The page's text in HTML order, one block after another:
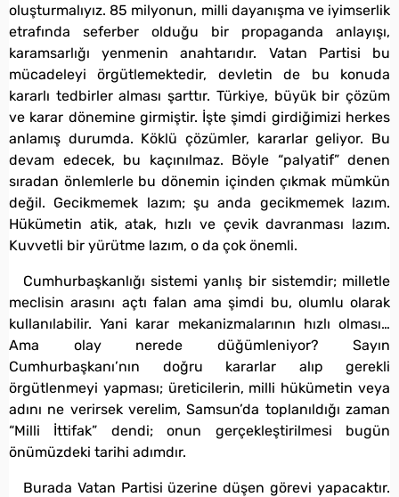
oluşturmalıyız. 85 milyonun, milli dayanışma ve iyimserlik
etrafında seferber olduğu bir propaganda anlayışı,
karamsarlığı yenmenin anahtarıdır. Vatan Partisi bu
mücadeleyi örgütlemektedir, devletin de bu konuda
kararlı tedbirler alması şarttır. Türkiye, büyük bir çözüm
ve karar dönemine girmiştir. İşte şimdi girdiğimizi herkes
anlamış durumda. Köklü çözümler, kararlar geliyor. Bu
devam edecek, bu kaçınılmaz. Böyle “palyatif” denen
sıradan önlemlerle bu dönemin içinden çıkmak mümkün
değil. Gecikmemek lazım; şu anda gecikmemek lazım.
Hükümetin atik, atak, hızlı ve çevik davranması lazım.
Kuvvetli bir yürütme lazım, o da çok önemli.
Cumhurbaşkanlığı sistemi yanlış bir sistemdir; milletle
meclisin arasını açtı falan ama şimdi bu, olumlu olarak
kullanılabilir. Yani karar mekanizmalarının hızlı olması…
Ama olay nerede düğümleniyor? Sayın
Cumhurbaşkanı’nın doğru kararlar alıp gerekli
örgütlenmeyi yapması; üreticilerin, milli hükümetin veya
adını ne verirsek verelim, Samsun’da toplanıldığı zaman
“Milli İttifak” dendi; onun gerçekleştirilmesi bugün
önümüzdeki tarihi adımdır.
Burada Vatan Partisi üzerine düşen görevi yapacaktır.